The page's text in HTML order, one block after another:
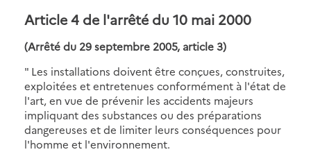
Article 4 de l'arrêté du 10 mai 2000
(Arrêté du 29 septembre 2005, article 3)
" Les installations doivent être conçues, construites,
exploitées et entretenues conformément à l'état de
l'art, en vue de prévenir les accidents majeurs
impliquant des substances ou des préparations
dangereuses et de limiter leurs conséquences pour
l'homme et l'environnement.